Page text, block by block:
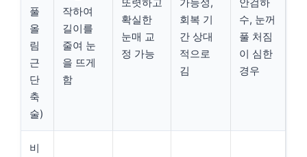
풀
올
림
근
단
축
술)
작하여
길이를
줄여 눈
을 뜨게
함
또렷하고
확실한
눈매 교
정 가능
가능성,
회복 기
간 상대
적으로
김
안검하
수, 눈꺼
풀 처짐
이 심한
경우
비